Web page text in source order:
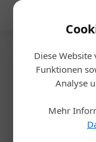
Diese
Funktionen
Analyse
Mehr